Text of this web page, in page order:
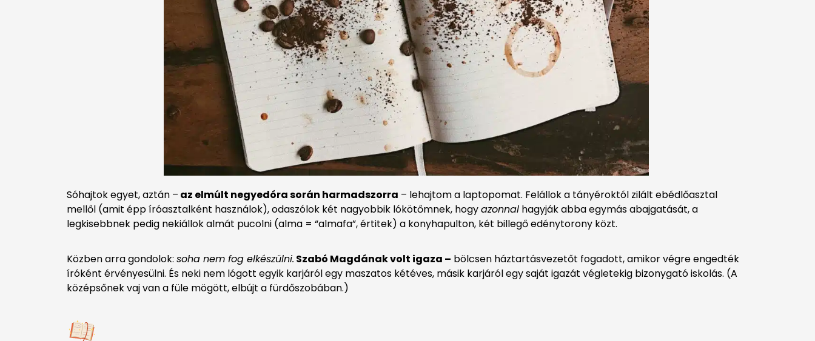
Sóhajtok egyet, aztán – az elmúlt negyedóra során harmadszorra – lehajtom a laptopomat. Felállok a tányéroktól zilált ebédlőasztal
mellől (amit épp íróasztalként használok), odaszólok két nagyobbik lókötőmnek, hogyazonnal hagyják abba egymás abajgatását, a
legkisebbnek pedig nekiállok almát pucolni (alma = “almafa”, értitek) a konyhapulton, két billegő edénytorony közt.
Közben arra gondolok: soha nem fog elkészülni. Szabó Magdának volt igaza – bölcsen háztartásvezetőt fogadott, amikor végre engedték
íróként érvényesülni. És neki nem lógott egyik karjáról egy maszatos kétéves, másik karjáról egy saját igazát végletekig bizonygató iskolás. (A
középsőnek vaj van a füle mögött, elbújt a fürdőszobában.)